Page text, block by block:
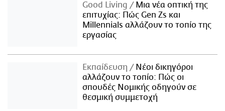
Good Living
Μια νέα οπτική της
επιτυχίας: Πώς Gen Zs και
Millennials αλλάζουν το τοπίο της
εργασίας
Εκπαίδευση
Νέοι δικηγόροι
αλλάζουν το τοπίο: Πώς οι
σπουδές Νομικής οδηγούν σε
θεσμική συμμετοχή